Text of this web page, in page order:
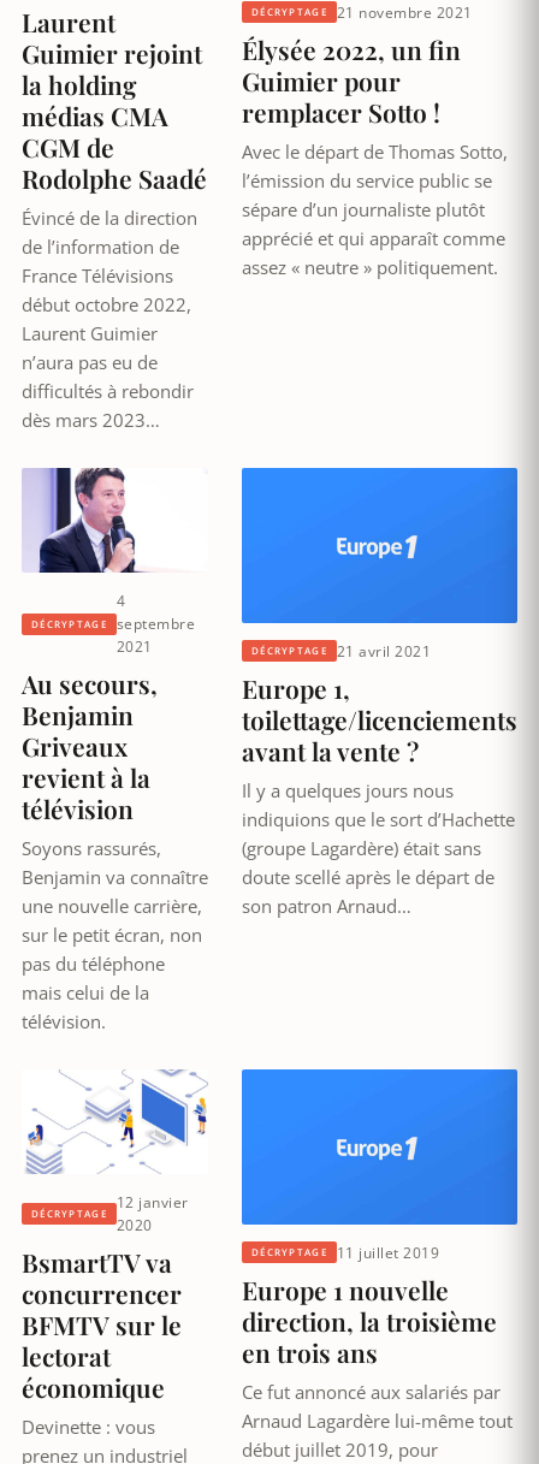
Laurent
Guimier rejoint
la holding
médias CMA
CGM de
Rodolphe Saadé
Évincé de la direction
de l’information de
France Télévisions
début octobre 2022,
Laurent Guimier
n’aura pas eu de
difficultés à rebondir
dès mars 2023…
DÉCRYPTAGE 21 novembre 2021
Élysée 2022, un fin
Guimier pour
remplacer Sotto !
Avec le départ de Thomas Sotto,
l’émission du service public se
sépare d’un journaliste plutôt
apprécié et qui apparaît comme
assez « neutre » politiquement.
DÉCRYPTAGE
4
septembre
2021
Au secours,
Benjamin
Griveaux
revient à la
télévision
Soyons rassurés,
Benjamin va connaître
une nouvelle carrière,
sur le petit écran, non
pas du téléphone
mais celui de la
télévision.
DÉCRYPTAGE 21 avril 2021
Europe 1,
toilettage/licenciements
avant la vente ?
Il y a quelques jours nous
indiquions que le sort d’Hachette
(groupe Lagardère) était sans
doute scellé après le départ de
son patron Arnaud…
DÉCRYPTAGE
12 janvier
2020
BsmartTV va
concurrencer
BFMTV sur le
lectorat
économique
Devinette : vous
prenez un industriel
DÉCRYPTAGE 11 juillet 2019
Europe 1 nouvelle
direction, la troisième
en trois ans
Ce fut annoncé aux salariés par
Arnaud Lagardère lui-même tout
début juillet 2019, pour